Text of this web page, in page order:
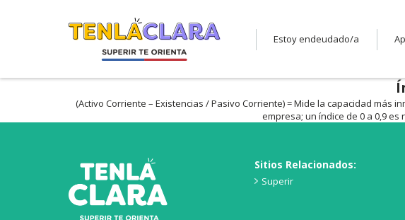
Estoy endeudado/a
(Activo Corriente – Existencias / Pasivo Corriente) = Mide la capacidad
empresa; un índice de 0 a 0,9 es
Sitios Relacionados:
Superir